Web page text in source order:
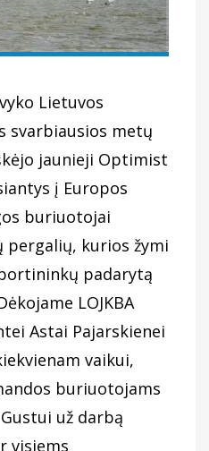
Lietuvos
svarbiausios metų
jaunieji Optimist
į Europos
buriuotojai
pergalių, kurios žymi
padarytą
LOJKBA
Astai Pajarskienei
vaikui,
buriuotojams
už darbą
visiems